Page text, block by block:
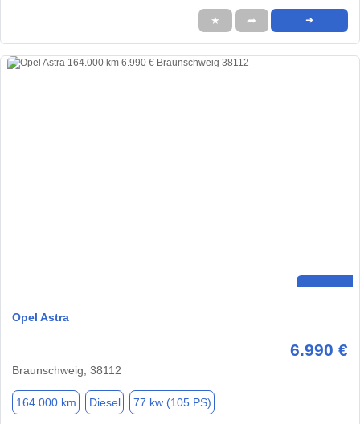
★ ➦ ➜
Opel Astra
6.990 €
Braunschweig, 38112
164.000 km Diesel 77 kw (105 PS)